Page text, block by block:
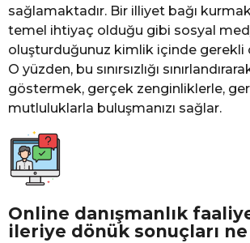
sağlamaktadır. Bir illiyet bağı
temel ihtiyaç olduğu gibi sosyal
oluşturduğunuz kimlik içinde gerekli
O yüzden, bu sınırsızlığı
göstermek, gerçek zenginliklerle,
mutluluklarla buluşmanızı sağlar.
Online danışmanlık
ileriye dönük sonuçları